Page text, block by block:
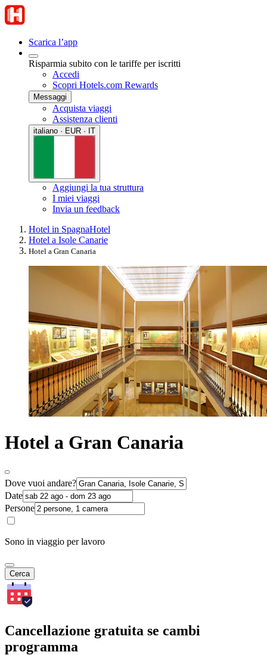
Scarica l’app
Risparmia subito con le tariffe per iscritti
Accedi
Scopri Hotels.com Rewards
Messaggi
Acquista viaggi
Assistenza clienti
italiano · EUR · IT
Aggiungi la tua struttura
I miei viaggi
Invia un feedback
Hotel in SpagnaHotel
Hotel a Isole Canarie
Hotel a Gran Canaria
Hotel a Gran Canaria
Dove vuoi andare?
Date
Persone
Sono in viaggio per lavoro
Cerca
Cancellazione gratuita se cambi
programma